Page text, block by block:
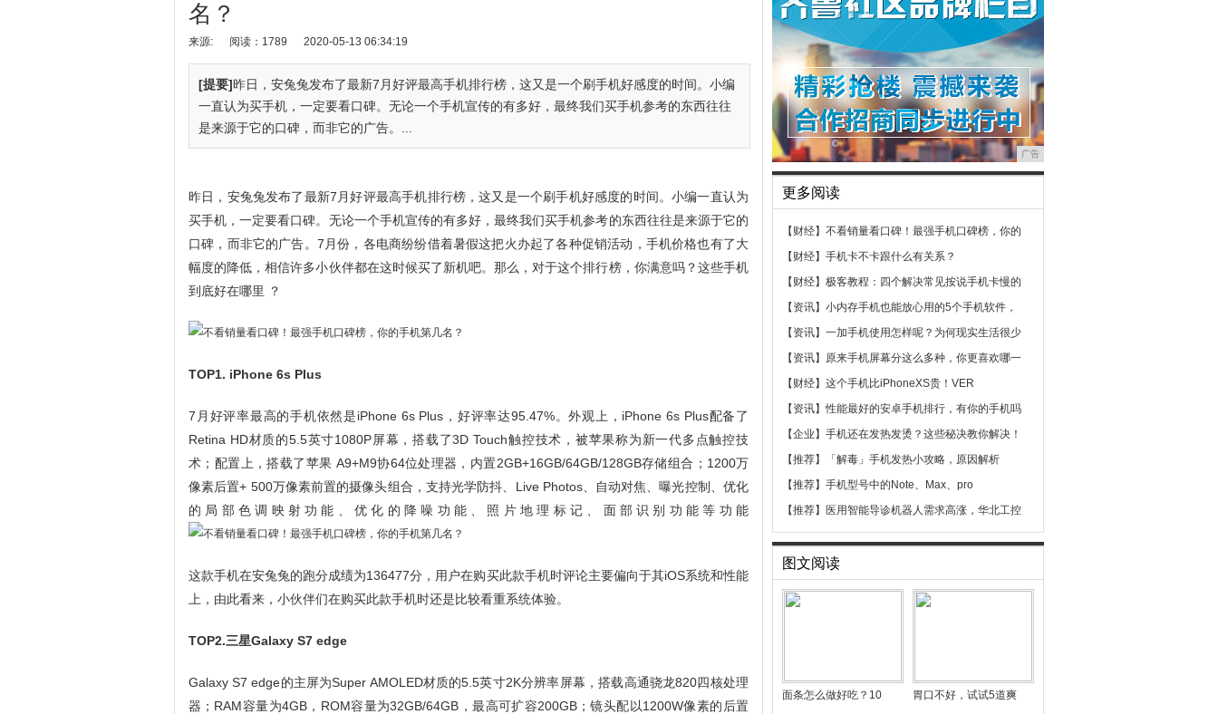
名？
来源: 阅读：1789 2020-05-13 06:34:19
[提要]昨日，安兔兔发布了最新7月好评最高手机排行榜，这又是一个刷手机好感度的时间。小编
一直认为买手机，一定要看口碑。无论一个手机宣传的有多好，最终我们买手机参考的东西往往
是来源于它的口碑，而非它的广告。...
昨日，安兔兔发布了最新7月好评最高手机排行榜，这又是一个刷手机好感度的时间。小编一直认为
买手机，一定要看口碑。无论一个手机宣传的有多好，最终我们买手机参考的东西往往是来源于它的
口碑，而非它的广告。7月份，各电商纷纷借着暑假这把火办起了各种促销活动，手机价格也有了大
幅度的降低，相信许多小伙伴都在这时候买了新机吧。那么，对于这个排行榜，你满意吗？这些手机
到底好在哪里 ？
TOP1. iPhone 6s Plus
7月好评率最高的手机依然是iPhone 6s Plus，好评率达95.47%。外观上，iPhone 6s Plus配备了
Retina HD材质的5.5英寸1080P屏幕，搭载了3D Touch触控技术，被苹果称为新一代多点触控技
术；配置上，搭载了苹果 A9+M9协64位处理器，内置2GB+16GB/64GB/128GB存储组合；1200万
像素后置+ 500万像素前置的摄像头组合，支持光学防抖、Live Photos、自动对焦、曝光控制、优化
的局部色调映射功能、优化的降噪功能、照片地理标记、面部识别功能等功能
这款手机在安兔兔的跑分成绩为136477分，用户在购买此款手机时评论主要偏向于其iOS系统和性能
上，由此看来，小伙伴们在购买此款手机时还是比较看重系统体验。
TOP2.三星Galaxy S7 edge
Galaxy S7 edge的主屏为Super AMOLED材质的5.5英寸2K分辨率屏幕，搭载高通骁龙820四核处理
器；RAM容量为4GB，ROM容量为32GB/64GB，最高可扩容200GB；镜头配以1200W像素的后置
广告
更多阅读
【财经】 不看销量看口碑！最强手机口碑榜，你的
【财经】 手机卡不卡跟什么有关系？
【财经】 极客教程：四个解决常见按说手机卡慢的
【资讯】 小内存手机也能放心用的5个手机软件，
【资讯】 一加手机使用怎样呢？为何现实生活很少
【资讯】 原来手机屏幕分这么多种，你更喜欢哪一
【财经】 这个手机比iPhoneXS贵！VER
【资讯】性能最好的安卓手机排行，有你的手机吗
【企业】 手机还在发热发烫？这些秘决教你解决！
【推荐】
「解毒」手机发热小攻略，原因解析
【推荐】 手机型号中的Note、Max、pro
【推荐】
医用智能导诊机器人需求高涨，华北工控
图文阅读
面条怎么做好吃？10 胃口不好，试试5道爽